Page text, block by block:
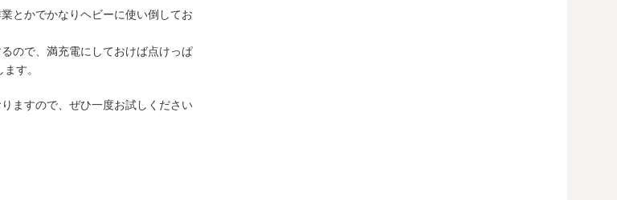
とかでかなりヘビーに使い倒してお
ので、満充電にしておけば点けっぱ
す。
ますので、ぜひ一度お試しください